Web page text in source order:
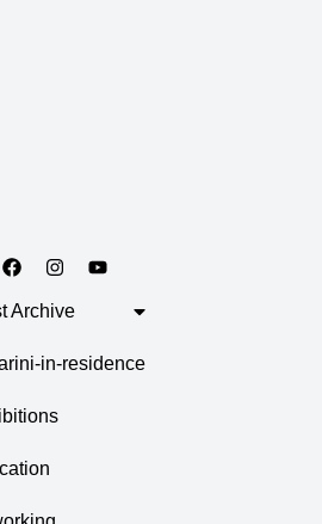
Archive
in-residence